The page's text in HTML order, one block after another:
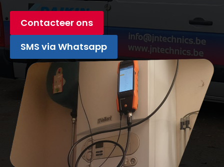
Contacteer ons
SMS via Whatsapp